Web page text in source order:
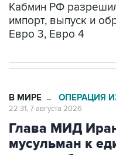
Кабмин РФ
импорт, выпуск и
Евро 3, Евро 4
В МИРЕ → ОПЕРАЦИЯ
22:31, 7 августа 2026
Глава МИД
мусульман к